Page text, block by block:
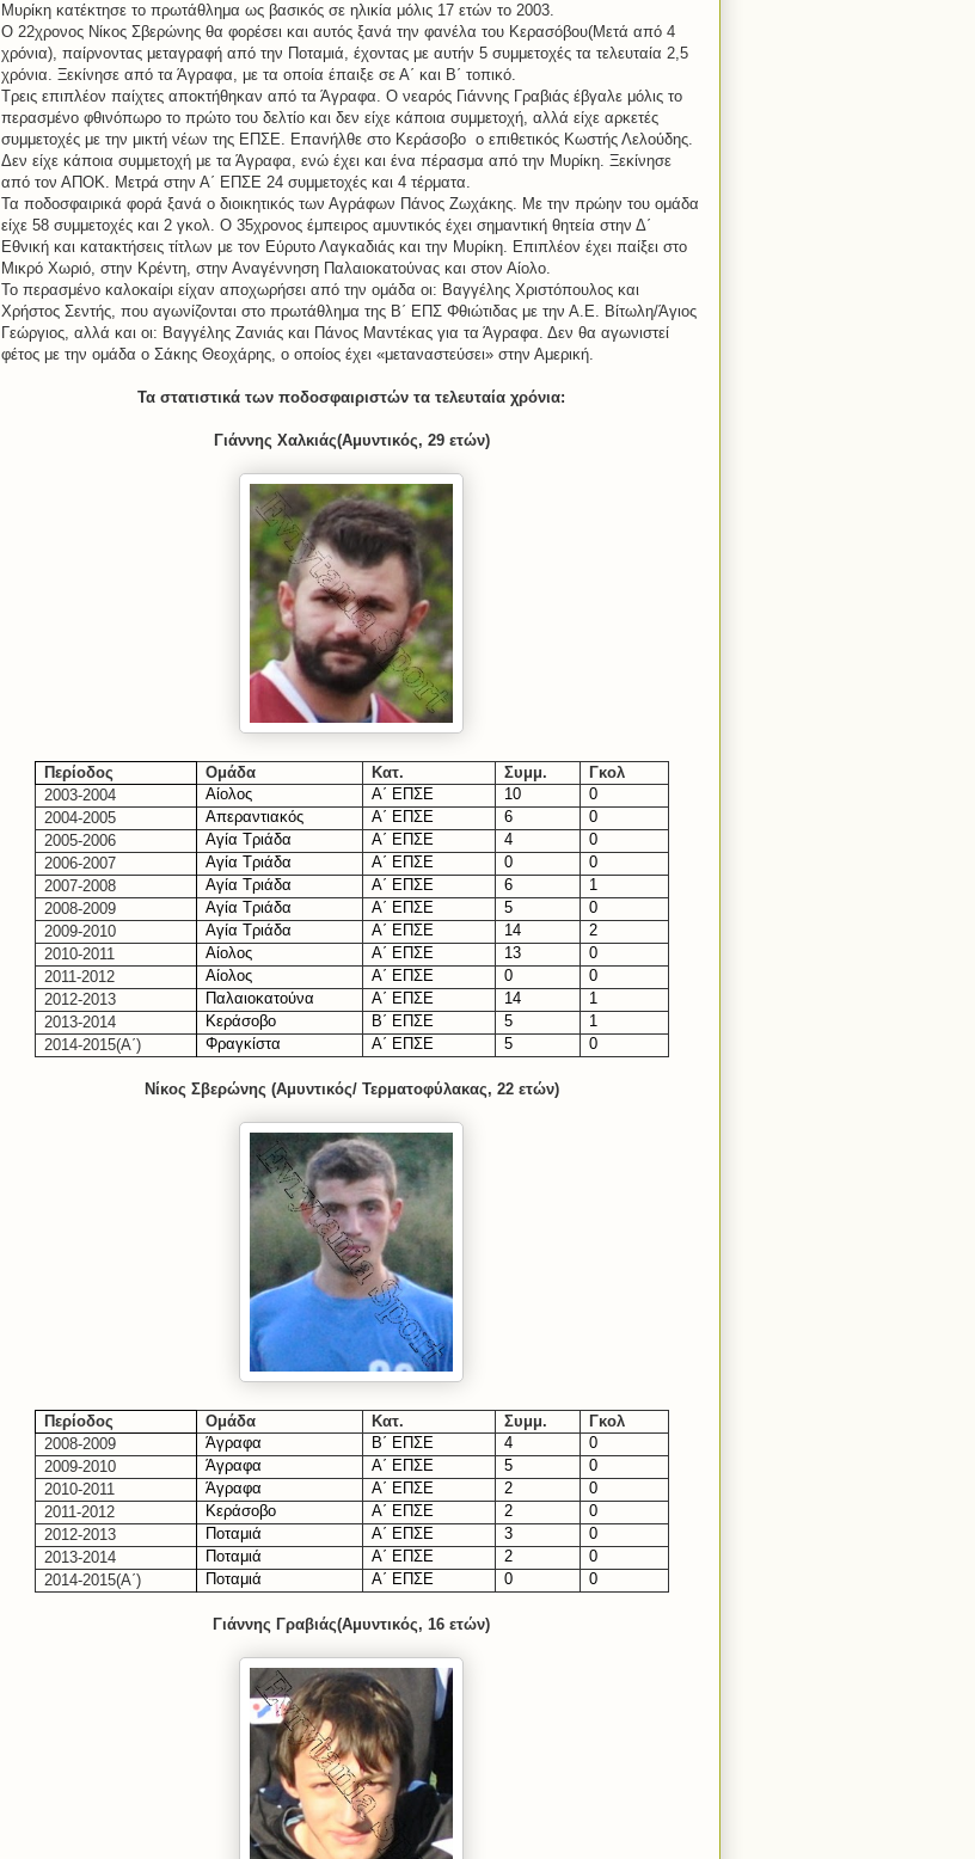
Μυρίκη κατέκτησε το πρωτάθλημα ως βασικός σε ηλικία μόλις 17 ετών το 2003.
Ο 22χρονος Νίκος Σβερώνης θα φορέσει και αυτός ξανά την φανέλα του Κερασόβου(Μετά από 4
χρόνια), παίρνοντας μεταγραφή από την Ποταμιά, έχοντας με αυτήν 5 συμμετοχές τα τελευταία 2,5
χρόνια. Ξεκίνησε από τα Άγραφα, με τα οποία έπαιξε σε Α΄ και Β΄ τοπικό.
Τρεις επιπλέον παίχτες αποκτήθηκαν από τα Άγραφα. Ο νεαρός Γιάννης Γραβιάς έβγαλε μόλις το
περασμένο φθινόπωρο το πρώτο του δελτίο και δεν είχε κάποια συμμετοχή, αλλά είχε αρκετές
συμμετοχές με την μικτή νέων της ΕΠΣΕ. Επανήλθε στο Κεράσοβο ο επιθετικός Κωστής Λελούδης.
Δεν είχε κάποια συμμετοχή με τα Άγραφα, ενώ έχει και ένα πέρασμα από την Μυρίκη. Ξεκίνησε
από τον ΑΠΟΚ. Μετρά στην Α΄ ΕΠΣΕ 24 συμμετοχές και 4 τέρματα.
Τα ποδοσφαιρικά φορά ξανά ο διοικητικός των Αγράφων Πάνος Ζωχάκης. Με την πρώην του ομάδα
είχε 58 συμμετοχές και 2 γκολ. Ο 35χρονος έμπειρος αμυντικός έχει σημαντική θητεία στην Δ΄
Εθνική και κατακτήσεις τίτλων με τον Εύρυτο Λαγκαδιάς και την Μυρίκη. Επιπλέον έχει παίξει στo
Μικρό Χωριό, στην Κρέντη, στην Αναγέννηση Παλαιοκατούνας και στον Αίολο.
Το περασμένο καλοκαίρι είχαν αποχωρήσει από την ομάδα οι: Βαγγέλης Χριστόπουλος και
Χρήστος Σεντής, που αγωνίζονται στο πρωτάθλημα της Β΄ ΕΠΣ Φθιώτιδας με την Α.Ε. Βίτωλη/Άγιος
Γεώργιος, αλλά και οι: Βαγγέλης Ζανιάς και Πάνος Μαντέκας για τα Άγραφα. Δεν θα αγωνιστεί
φέτος με την ομάδα ο Σάκης Θεοχάρης, ο οποίος έχει «μεταναστεύσει» στην Αμερική.
Τα στατιστικά των ποδοσφαιριστών τα τελευταία χρόνια:
Γιάννης Χαλκιάς(Αμυντικός, 29 ετών)
Περίοδος Ομάδα Κατ. Συμμ.
Γκολ
2003-2004
Αίολος Α΄ ΕΠΣΕ 10
0
2004-2005
Απεραντιακός Α΄ ΕΠΣΕ 6
0
2005-2006
Αγία Τριάδα Α΄ ΕΠΣΕ 4
0
2006-2007
Αγία Τριάδα Α΄ ΕΠΣΕ 0
0
2007-2008
Αγία Τριάδα Α΄ ΕΠΣΕ 6
1
2008-2009
Αγία Τριάδα Α΄ ΕΠΣΕ 5
0
2009-2010
Αγία Τριάδα Α΄ ΕΠΣΕ 14
2
2010-2011
Αίολος Α΄ ΕΠΣΕ 13
0
2011-2012
Αίολος Α΄ ΕΠΣΕ 0
0
2012-2013 Παλαιοκατούνα Α΄ ΕΠΣΕ 14
1
2013-2014
Κεράσοβο Β΄ ΕΠΣΕ 5
1
2014-2015(Α΄) Φραγκίστα Α΄ ΕΠΣΕ 5 0
Νίκος Σβερώνης (Αμυντικός/ Τερματοφύλακας, 22 ετών)
Περίοδος Ομάδα Κατ. Συμμ.
Γκολ
2008-2009
Άγραφα Β΄ ΕΠΣΕ 4
0
2009-2010
Άγραφα Α΄ ΕΠΣΕ 5
0
2010-2011
Άγραφα Α΄ ΕΠΣΕ 2
0
2011-2012
Κεράσοβο Α΄ ΕΠΣΕ 2
0
2012-2013 Ποταμιά Α΄ ΕΠΣΕ 3
0
2013-2014
Ποταμιά Α΄ ΕΠΣΕ 2
0
2014-2015(Α΄) Ποταμιά Α΄ ΕΠΣΕ 0 0
Γιάννης Γραβιάς(Αμυντικός, 16 ετών)